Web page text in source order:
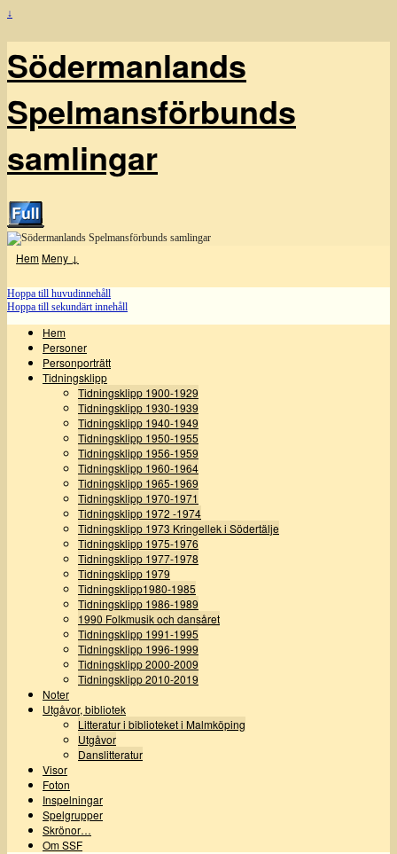
↓
Södermanlands
Spelmansförbunds
samlingar
HemMeny ↓
Hoppa till huvudinnehåll
Hoppa till sekundärt innehåll
Hem
Personer
Personporträtt
Tidningsklipp
Tidningsklipp 1900-1929
Tidningsklipp 1930-1939
Tidningsklipp 1940-1949
Tidningsklipp 1950-1955
Tidningsklipp 1956-1959
Tidningsklipp 1960-1964
Tidningsklipp 1965-1969
Tidningsklipp 1970-1971
Tidningsklipp 1972 -1974
Tidningsklipp 1973 Kringellek i Södertälje
Tidningsklipp 1975-1976
Tidningsklipp 1977-1978
Tidningsklipp 1979
Tidningsklipp1980-1985
Tidningsklipp 1986-1989
1990 Folkmusik och dansåret
Tidningsklipp 1991-1995
Tidningsklipp 1996-1999
Tidningsklipp 2000-2009
Tidningsklipp 2010-2019
Noter
Utgåvor, bibliotek
Litteratur i biblioteket i Malmköping
Utgåvor
Danslitteratur
Visor
Foton
Inspelningar
Spelgrupper
Skrönor…
Om SSF